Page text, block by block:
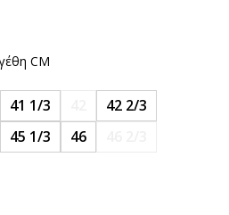
CM
41 1/3
42 2/3
45 1/3 46